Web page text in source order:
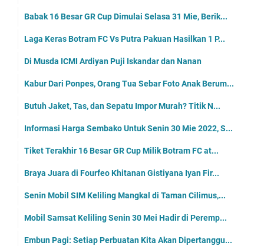
Babak 16 Besar GR Cup Dimulai Selasa 31 Mie, Berik...
Laga Keras Botram FC Vs Putra Pakuan Hasilkan 1 P...
Di Musda ICMI Ardiyan Puji Iskandar dan Nanan
Kabur Dari Ponpes, Orang Tua Sebar Foto Anak Berum...
Butuh Jaket, Tas, dan Sepatu Impor Murah? Titik N...
Informasi Harga Sembako Untuk Senin 30 Mie 2022, S...
Tiket Terakhir 16 Besar GR Cup Milik Botram FC at...
Braya Juara di Fourfeo Khitanan Gistiyana Iyan Fir...
Senin Mobil SIM Keliling Mangkal di Taman Cilimus,...
Mobil Samsat Keliling Senin 30 Mei Hadir di Peremp...
Embun Pagi: Setiap Perbuatan Kita Akan Dipertanggu...